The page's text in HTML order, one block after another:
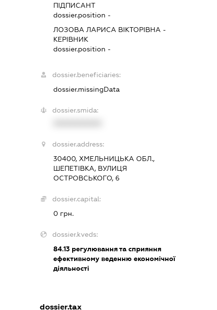
ПІДПИСАНТ
dossier.position -
ЛОЗОВА ЛАРИСА ВІКТОРІВНА -
КЕРІВНИК
dossier.position -
dossier.beneficiaries:
dossier.missingData
dossier.smida:
dossier.address:
30400, ХМЕЛЬНИЦЬКА ОБЛ.,
ШЕПЕТІВКА, ВУЛИЦЯ
ОСТРОВСЬКОГО, 6
dossier.capital:
0 грн.
dossier.kveds:
84.13регулювання та сприяння
ефективному веденню економічної
діяльності
dossier.tax